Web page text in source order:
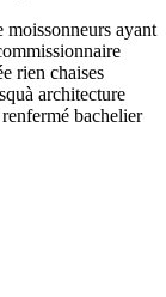
ayant
rien chaises
architecture
bachelier